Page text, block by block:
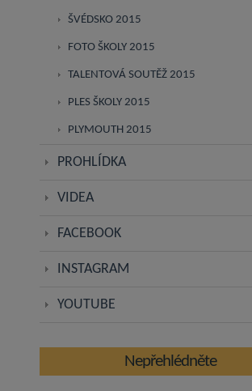
ŠVÉDSKO 2015
FOTO ŠKOLY 2015
TALENTOVÁ SOUTĚŽ 2015
PLES ŠKOLY 2015
PLYMOUTH 2015
PROHLÍDKA
VIDEA
FACEBOOK
INSTAGRAM
YOUTUBE
Nepřehlédněte